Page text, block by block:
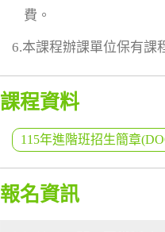
費。
6.本課程辦課單位保有課
課程資料
115年進階班招生簡章
報名資訊